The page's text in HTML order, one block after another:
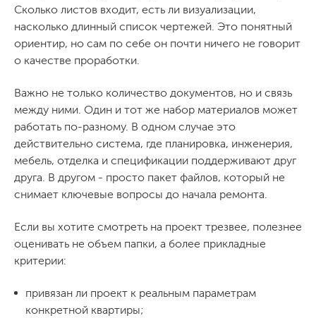
Сколько листов входит, есть ли визуализации,
насколько длинный список чертежей. Это понятный
ориентир, но сам по себе он почти ничего не говорит
о качестве проработки.
Важно не только количество документов, но и связь
между ними. Один и тот же набор материалов может
работать по-разному. В одном случае это
действительно система, где планировка, инженерия,
мебель, отделка и спецификации поддерживают друг
друга. В другом - просто пакет файлов, который не
снимает ключевые вопросы до начала ремонта.
Если вы хотите смотреть на проект трезвее, полезнее
оценивать не объем папки, а более прикладные
критерии:
привязан ли проект к реальным параметрам
конкретной квартиры;